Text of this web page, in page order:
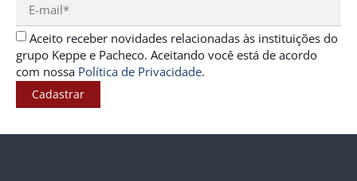
Aceito receber novidades relacionadas às instituições do
grupo Keppe e Pacheco. Aceitando você está de acordo
com nossa Política de Privacidade.
Cadastrar